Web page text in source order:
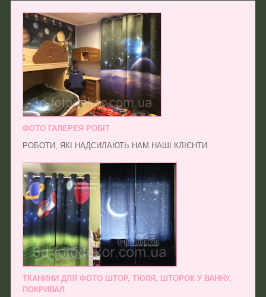
ФОТО ГАЛЕРЕЯ РОБІТ
РОБОТИ, ЯКІ НАДСИЛАЮТЬ НАМ НАШІ КЛІЄНТИ
ТКАНИНИ ДЛЯ ФОТО ШТОР, ТЮЛЯ, ШТОРОК У ВАННУ,
ПОКРИВАЛ